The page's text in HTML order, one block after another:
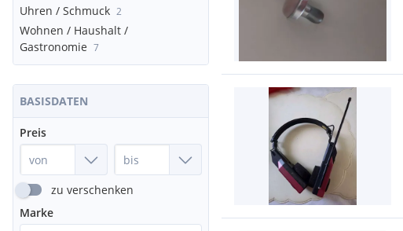
Uhren / Schmuck 2
Wohnen / Haushalt /
Gastronomie 7
BASISDATEN
Preis
zu verschenken
Marke